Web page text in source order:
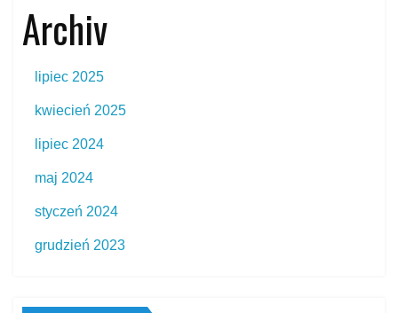
Archiv
lipiec 2025
kwiecień 2025
lipiec 2024
maj 2024
styczeń 2024
grudzień 2023